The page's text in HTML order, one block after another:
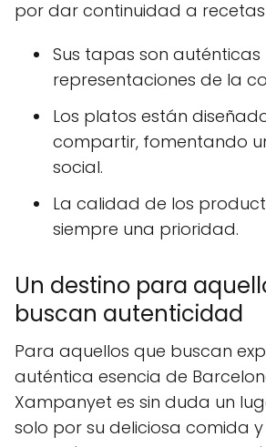
por dar continuidad a
Sus tapas son auténticas
representaciones de la
Los platos están
compartir, fomentando
social.
La calidad de los
siempre una prioridad.
Un destino para
buscan autenticidad
Para aquellos que buscan
auténtica esencia de
Xampanyet es sin duda un
solo por su deliciosa comida